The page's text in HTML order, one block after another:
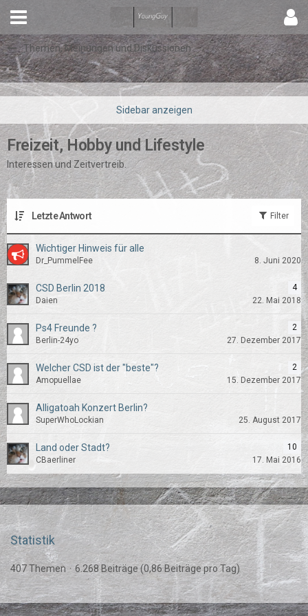
Themen, Meinungen und Diskussionen
Freizeit, Hobby und Lifestyle
Interessen und Zeitvertreib.
Letzte Antwort Filter
Wichtiger Hinweis für alle
Dr_PummelFee 8. Juni 2020
CSD Berlin 2018
4
Daien
22. Mai 2018
Ps4 Freunde ?
2
Berlin-24yo
27. Dezember 2017
Welcher CSD ist der "beste"?
2
Amopuellae
15. Dezember 2017
Alligatoah Konzert Berlin?
SuperWhoLockian 25. August 2017
Land oder Stadt?
10
CBaerliner
17. Mai 2016
Statistik
407 Themen 6.268 Beiträge (0,86 Beiträge pro Tag)